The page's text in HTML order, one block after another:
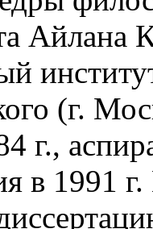
Айлана
(г.
г.,
в 1991